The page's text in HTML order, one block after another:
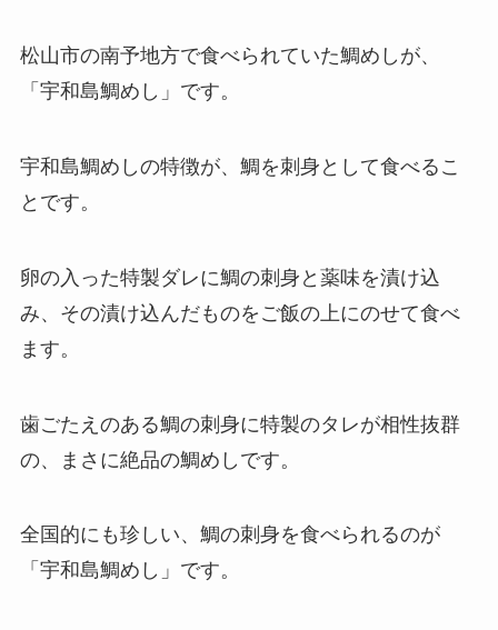
松山市の南予地方で食べられていた鯛めしが、
「宇和島鯛めし」です。
宇和島鯛めしの特徴が、鯛を刺身として食べるこ
とです。
卵の入った特製ダレに鯛の刺身と薬味を漬け込
み、その漬け込んだものをご飯の上にのせて食べ
ます。
歯ごたえのある鯛の刺身に特製のタレが相性抜群
の、まさに絶品の鯛めしです。
全国的にも珍しい、鯛の刺身を食べられるのが
「宇和島鯛めし」です。